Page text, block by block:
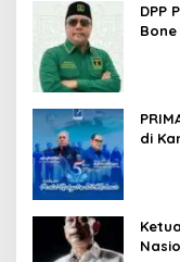
DPP
di